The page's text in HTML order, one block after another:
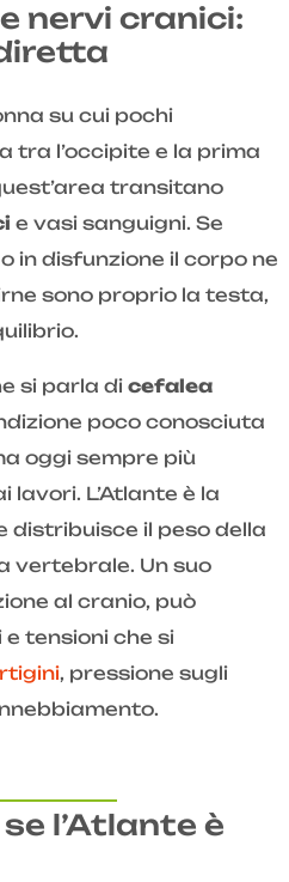
nervi cranici:
su cui pochi
tra l’occipite e la prima
transitano
e vasi sanguigni. Se
in disfunzione il corpo ne
sono proprio la testa,
si parla di cefalea
poco conosciuta
oggi sempre più
L’Atlante è la
distribuisce il peso della
vertebrale. Un suo
al cranio, può
tensioni che si
, pressione sugli
l’Atlante è